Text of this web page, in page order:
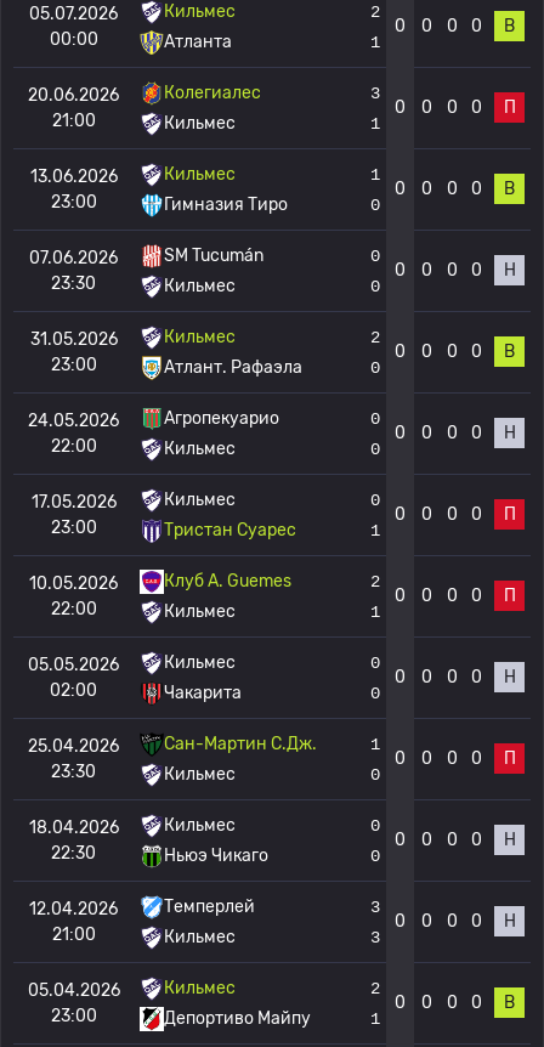
05.07.2026
00:00
Кильмес
Атланта
2
1
0 0 0 0 В
20.06.2026
21:00
Колегиалес
Кильмес
3
1
0 0 0 0 П
13.06.2026
23:00
Кильмес
Гимназия Тиро
1
0
0 0 0 0 В
07.06.2026
23:30
SM Tucumán
Кильмес
0
0
0 0 0 0 Н
31.05.2026
23:00
Кильмес
Атлант. Рафаэла
2
0
0 0 0 0 В
24.05.2026
22:00
Агропекуарио
Кильмес
0
0
0 0 0 0 Н
17.05.2026
23:00
Кильмес
Тристан Суарес
0
1
0 0 0 0 П
10.05.2026
22:00
Клуб А. Guemes
Кильмес
2
1
0 0 0 0 П
05.05.2026
02:00
Кильмес
Чакарита
0
0
0 0 0 0 Н
25.04.2026
23:30
Сан-Мартин С.Дж.
Кильмес
1
0
0 0 0 0 П
18.04.2026
22:30
Кильмес
Ньюэ Чикаго
0
0
0 0 0 0 Н
12.04.2026
21:00
Темперлей
Кильмес
3
3
0 0 0 0 Н
05.04.2026
23:00
Кильмес
Депортиво Майпу
2
1
0 0 0 0 В